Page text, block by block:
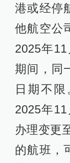
港或经停
他航空公
2025年
期间，同
日期不
2025年11
办理变更
的航班，